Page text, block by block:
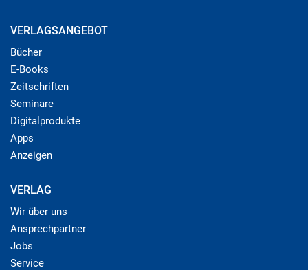
VERLAGSANGEBOT
Bücher
E-Books
Zeitschriften
Seminare
Digitalprodukte
Apps
Anzeigen
VERLAG
Wir über uns
Ansprechpartner
Jobs
Service